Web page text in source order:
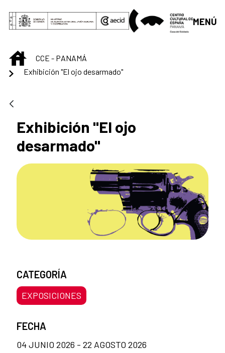
Saltar al contenido principal
MENÚ
INICIOCCE - PANAMÁ
Exhibición "El ojo desarmado"
Exhibición "El ojo
desarmado"
CATEGORÍA
EXPOSICIONES
FECHA
04 JUNIO 2026 - 22 AGOSTO 2026